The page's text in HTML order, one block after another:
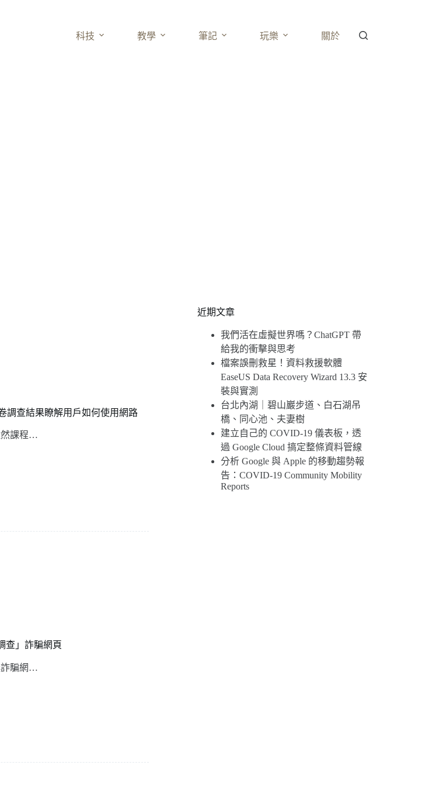
科技 教學 筆記 玩樂 關於
調查結果瞭解用戶如何使用網路
然課程…
查」詐騙網頁
詐騙網…
近期文章
我們活在虛擬世界嗎？ChatGPT 帶
給我的衝擊與思考
檔案誤刪救星！資料救援軟體
EaseUS Data Recovery Wizard 13.3 安
裝與實測
台北內湖｜碧山巖步道、白石湖吊
橋、同心池、夫妻樹
建立自己的 COVID-19 儀表板，透
過 Google Cloud 搞定整條資料管線
分析 Google 與 Apple 的移動趨勢報
告：COVID-19 Community Mobility
Reports